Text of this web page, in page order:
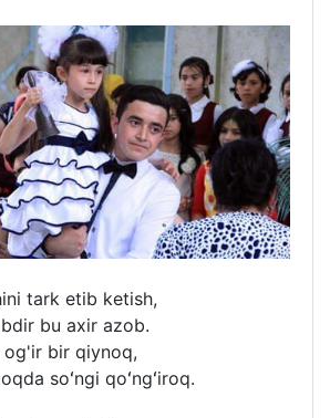
tark etib ketish,
bu axir azob.
og'ir bir qiynoq,
soʻngi qoʻngʻiroq.